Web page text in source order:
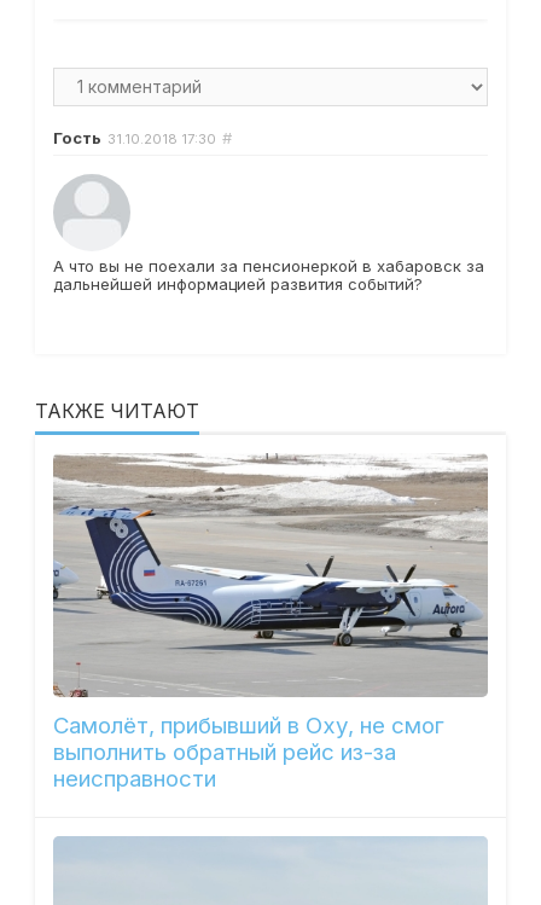
Гость 31.10.2018 17:30 #
А что вы не поехали за пенсионеркой в хабаровск за
дальнейшей информацией развития событий?
ТАКЖЕ ЧИТАЮТ
Самолёт, прибывший в Оху, не смог
выполнить обратный рейс из-за
неисправности